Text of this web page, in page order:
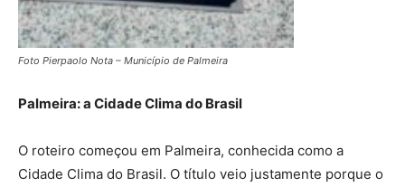
Foto Pierpaolo Nota – Município de Palmeira
Palmeira: a Cidade Clima do Brasil
O roteiro começou em Palmeira, conhecida como a
Cidade Clima do Brasil. O título veio justamente porque o